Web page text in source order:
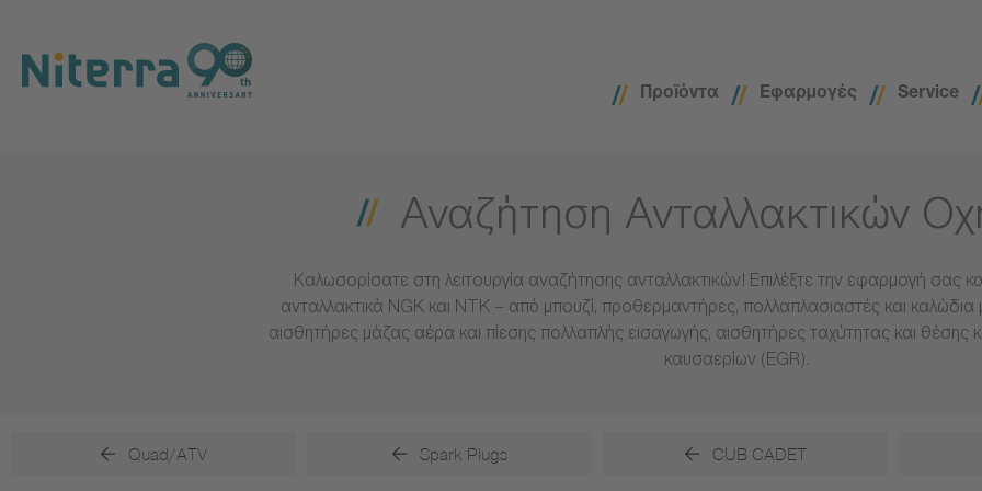
main
navigation
main
content
footer
Προϊόντα Εφαρμογές Service
Αναζήτηση Ανταλλακτικών
Καλωσορίσατε στη λειτουργία αναζήτησης ανταλλακτικών! Επιλέξτε την εφαρμογή σας
ανταλλακτικά NGK και NTK – από μπουζί, προθερμαντήρες, πολλαπλασιαστές και καλώδια
αισθητήρες μάζας αέρα και πίεσης πολλαπλής εισαγωγής, αισθητήρες ταχύτητας και θέσης
καυσαερίων (EGR).
Quad/ATV Spark Plugs CUB CADET